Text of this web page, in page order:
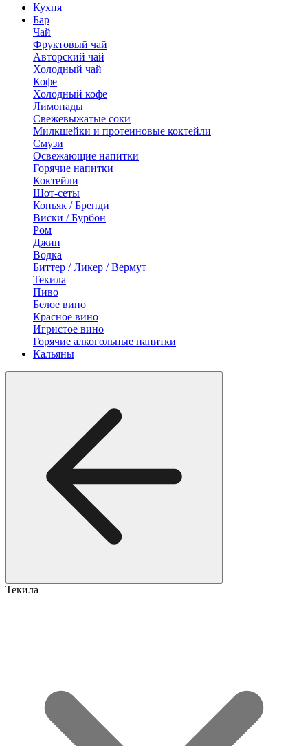
Кухня
Бар
Чай
Фруктовый чай
Авторский чай
Холодный чай
Кофе
Холодный кофе
Лимонады
Свежевыжатые соки
Милкшейки и протеиновые коктейли
Смузи
Освежающие напитки
Горячие напитки
Коктейли
Шот-сеты
Коньяк / Бренди
Виски / Бурбон
Ром
Джин
Водка
Биттер / Ликер / Вермут
Текила
Пиво
Белое вино
Красное вино
Игристое вино
Горячие алкогольные напитки
Кальяны
Текила